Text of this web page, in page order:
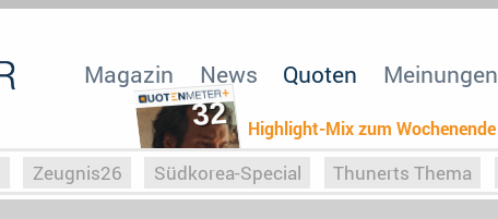
32 Highlight-Mix zum Wochenende
Magazin News Quoten Meinungen
Zeugnis26 Südkorea-Special Thunerts Thema